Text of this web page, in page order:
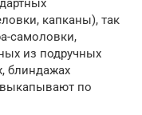
капканы), так
самоловки,
из подручных
блиндажах
по